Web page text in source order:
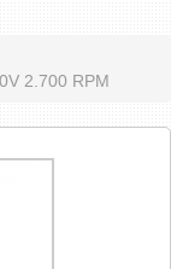
2.700 RPM